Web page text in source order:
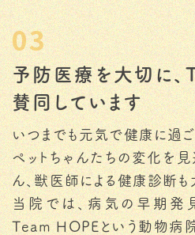
03
予防医療を大切に
賛同しています
いつまでも元気で健康に過
ペットちゃんたちの変化を
ん、獣医師による健康診断も
当院では、病気の早期発
Team HOPEという動物病